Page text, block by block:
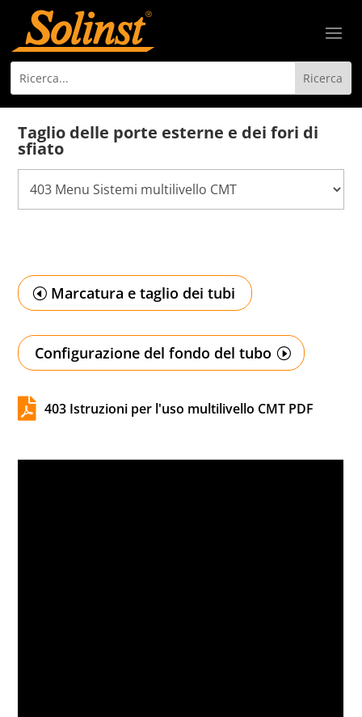
Taglio delle porte esterne e dei fori di
sfiato
Marcatura e taglio dei tubi
Configurazione del fondo del tubo
 403 Istruzioni per l'uso multilivello CMT PDF